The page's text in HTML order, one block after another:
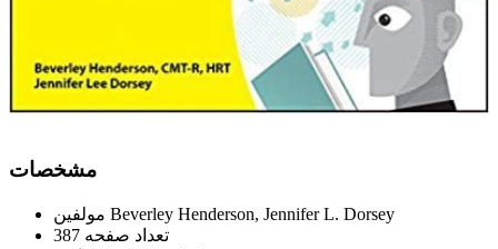
ﻣﺸﺨﺼﺎﺕ
Beverley Henderson, Jennifer L. Dorsey
ﺗﻌﺪاﺩ ﺻﻔﺤﻪ 387